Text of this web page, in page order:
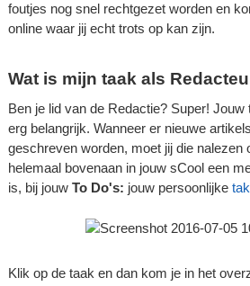
foutjes nog snel rechtgezet worden en
online waar jij echt trots op kan zijn.
Wat is mijn taak als
Ben je lid van de Redactie? Super! Jouw
erg belangrijk. Wanneer er nieuwe
geschreven worden, moet jij die nalezen
helemaal bovenaan in jouw sCool een
is, bij jouw To Do's: jouw persoonlijke
Klik op de taak en dan kom je in het